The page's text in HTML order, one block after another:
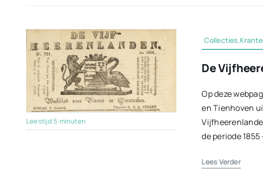
Leestijd 5 minuten
De
Op deze
en Tienhoven
de periode 1855
Lees Verder